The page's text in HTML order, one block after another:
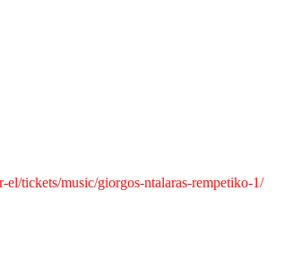
tickets/music/giorgos-ntalaras-rempetiko-1/